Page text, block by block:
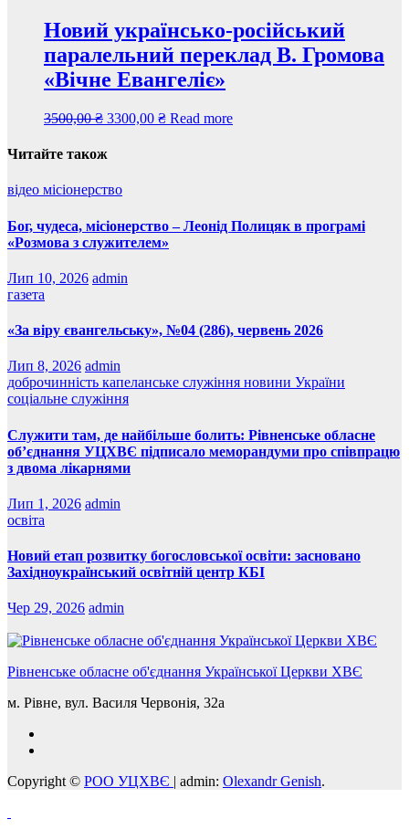
Новий українсько-російський
паралельний переклад В. Громова
«Вічне Евангеліє»
3500,00₴ 3300,00 ₴ Read more
Читайте також
відео місіонерство
Бог, чудеса, місіонерство – Леонід Полицяк в програмі
«Розмова з служителем»
Лип 10, 2026 admin
газета
«За віру євангельську», №04 (286), червень 2026
Лип 8, 2026 admin
доброчинність капеланське служіння новини України
соціальне служіння
Служити там, де найбільше болить: Рівненське обласне
об’єднання УЦХВЄ підписало меморандуми про співпрацю
з двома лікарнями
Лип 1, 2026 admin
освіта
Новий етап розвитку богословської освіти: засновано
Західноукраїнський освітній центр КБІ
Чер 29, 2026 admin
Рівненське обласне об'єднання Української Церкви ХВЄ
м. Рівне, вул. Василя Червонія, 32а
Copyright © РОО УЦХВЄ admin: Olexandr Genish.